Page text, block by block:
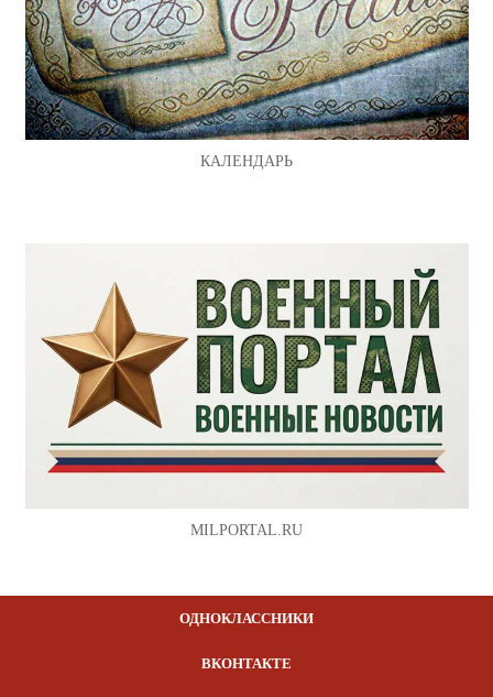
КАЛЕНДАРЬ
MILPORTAL.RU
ОДНОКЛАССНИКИ
ВКОНТАКТЕ